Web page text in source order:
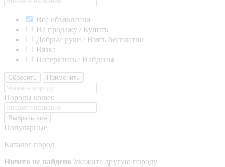
Все объявления
На продажу / Купить
Добрые руки / Взять бесплатно
Вязка
Потерялись / Найдены
Сбросить Применить
Породы кошек
Выбрать все
Популярные
Каталог пород
Ничего не найдено Укажите другую породу